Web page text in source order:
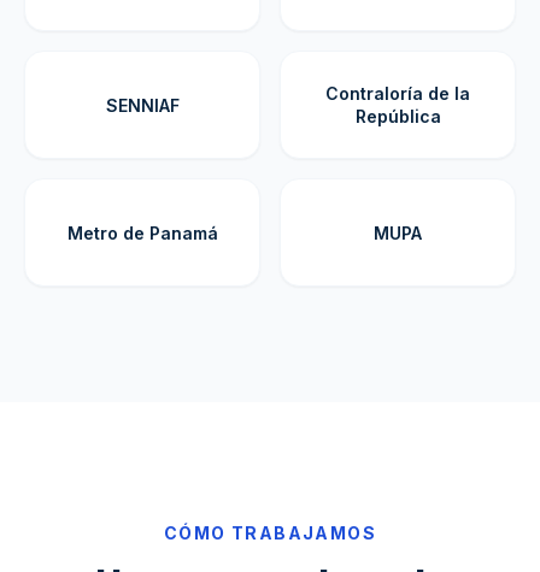
SENNIAF
Contraloría de la
República
Metro de Panamá MUPA
CÓMO TRABAJAMOS